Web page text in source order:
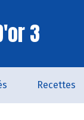
3
Recettes